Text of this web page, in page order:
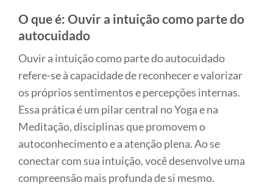
O que é: Ouvir a intuição como parte do
autocuidado
Ouvir a intuição como parte do autocuidado
refere-se à capacidade de reconhecer e valorizar
os próprios sentimentos e percepções internas.
Essa prática é um pilar central no Yoga e na
Meditação, disciplinas que promovem o
autoconhecimento e a atenção plena. Ao se
conectar com sua intuição, você desenvolve uma
compreensão mais profunda de si mesmo.